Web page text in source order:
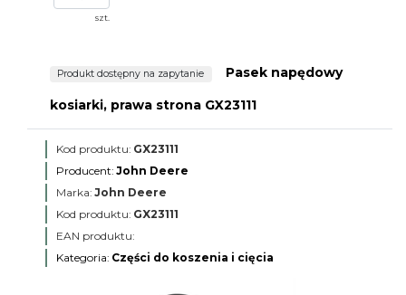
szt.
Produkt dostępny na zapytanie
Pasek napędowy
kosiarki, prawa strona GX23111
Kod produktu: GX23111
Producent: John Deere
Marka: John Deere
Kod produktu: GX23111
EAN produktu:
Kategoria: Części do koszenia i cięcia